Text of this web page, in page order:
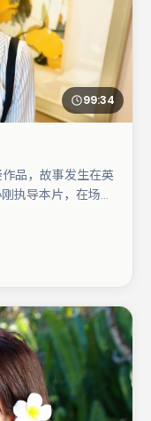
99:34
品，故事发生在英
执导本片，在场面
角色动机前后呼
紧凑、反转有度，